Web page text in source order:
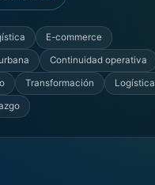
E-commerce
Continuidad operativa
Transformación